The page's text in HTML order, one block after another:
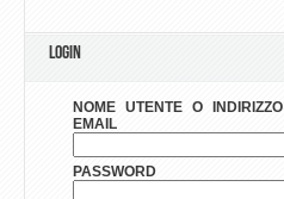
LOGIN
NOME UTENTE O INDIRIZZO
EMAIL
PASSWORD